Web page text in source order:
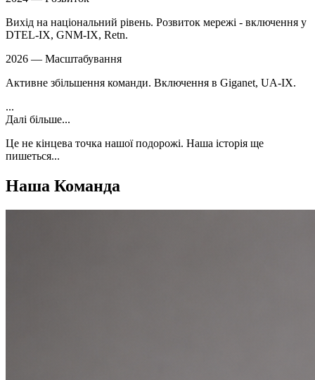
Вихід на національний рівень. Розвиток мережі - включення у
DTEL-IX, GNM-IX, Retn.
2026 — Масштабування
Активне збільшення команди. Включення в Giganet, UA-IX.
...
Далі більше...
Це не кінцева точка нашої подорожі. Наша історія ще
пишеться...
Наша Команда